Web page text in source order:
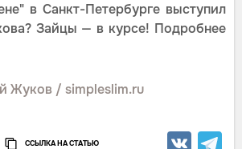
в Санкт-Петербурге выступил
Зайцы — в курсе! Подробнее
Жуков / simpleslim.ru
ССЫЛКА НА СТАТЬЮ